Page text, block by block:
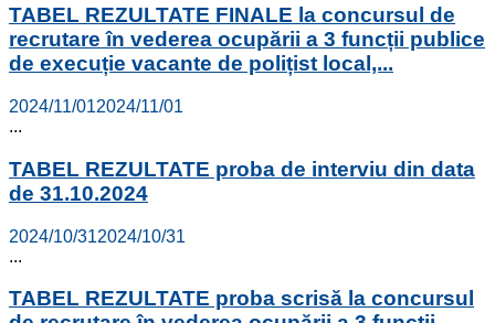
TABEL REZULTATE FINALE la concursul de
recrutare în vederea ocupării a 3 funcții publice
de execuție vacante de polițist local,...
2024/11/012024/11/01
...
TABEL REZULTATE proba de interviu din data
de 31.10.2024
2024/10/312024/10/31
...
TABEL REZULTATE proba scrisă la concursul